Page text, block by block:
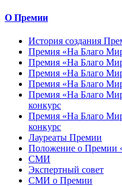
О Премии
История создания
Премия «На Благо
Премия «На Благо
Премия «На Благо
Премия «На Благо
Премия «На Благо
конкурс
Премия «На Благо
конкурс
Лауреаты Премии
Положение о Премии
СМИ
Экспертный совет
СМИ о Премии